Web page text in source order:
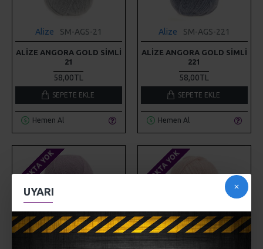
UYARI
Alize SM-AGS-21
ALIZE ANGORA GOLD SIMLI
21
58,00TL
SEPETE EKLE
Hemen Al
Alize SM-AGS-221
ALIZE ANGORA GOLD SIMLI
221
58,00TL
SEPETE EKLE
Hemen Al
STOKTA YOK STOKTA YOK